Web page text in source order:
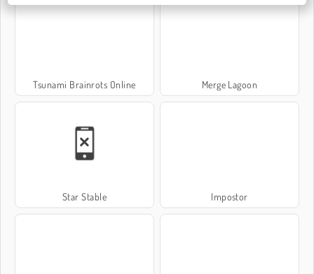
Tsunami Brainrots Online Merge Lagoon
Star Stable Impostor